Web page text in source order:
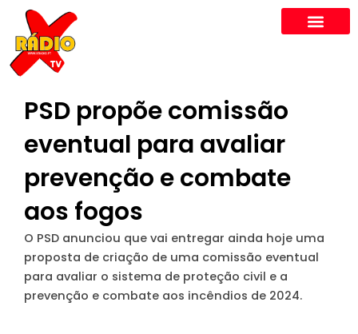
content
PSD propõe comissão
eventual para avaliar
prevenção e combate
aos fogos
O PSD anunciou que vai entregar ainda hoje uma
proposta de criação de uma comissão eventual
para avaliar o sistema de proteção civil e a
prevenção e combate aos incêndios de 2024.